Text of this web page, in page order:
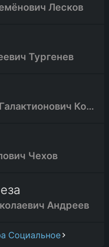
Лесков
Тургенев
Владимир Галактионович Короленко
Чехов
Андреев
Социальное